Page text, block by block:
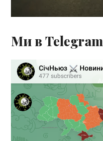
Ми в Telegram